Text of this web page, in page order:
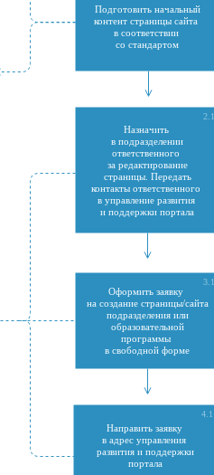
Подготовить начальный
контент страницы сайта
в соответствии
со стандартом
Назначить
в подразделении
ответственного
за редактирование
страницы. Передать
контакты ответственного
в управление развития
и поддержки портала
2.1
Оформить заявку
на создание страницы/сайта
подразделения или
образовательной
программы
в свободной форме
3.1
Направить заявку
в адрес управления
развития и поддержки
портала
4.1